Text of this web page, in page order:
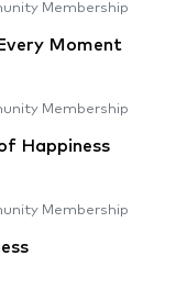
Membership
Moment
Membership
Happiness
Membership